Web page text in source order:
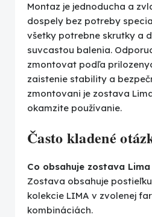
Montaz je jednoducha a
dospely bez potreby
všetky potrebne skrutky a
suvcastou balenia.
zmontovat podľa
zaistenie stability a
zmontovani je zostava
okamzite používanie.
Často kladené
Co obsahuje zostava Lima
Zostava obsahuje
kolekcie LIMA v zvolenej
kombináciách.